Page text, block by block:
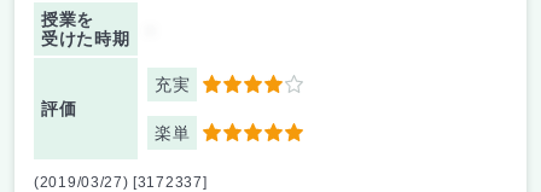
授業を
受けた時期
評価
充実 4
楽単 5
(2019/03/27) [3172337]